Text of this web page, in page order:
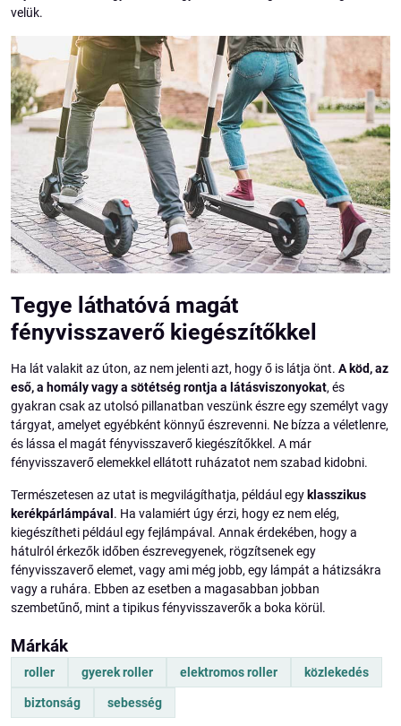
velük.
Tegye láthatóvá magát
fényvisszaverő kiegészítőkkel
Ha lát valakit az úton, az nem jelenti azt, hogy ő is látja önt. A köd, az
eső, a homály vagy a sötétség rontja a látásviszonyokat, és
gyakran csak az utolsó pillanatban veszünk észre egy személyt vagy
tárgyat, amelyet egyébként könnyű észrevenni. Ne bízza a véletlenre,
és lássa el magát fényvisszaverő kiegészítőkkel. A már
fényvisszaverő elemekkel ellátott ruházatot nem szabad kidobni.
Természetesen az utat is megvilágíthatja, például egy klasszikus
kerékpárlámpával . Ha valamiért úgy érzi, hogy ez nem elég,
kiegészítheti például egy fejlámpával. Annak érdekében, hogy a
hátulról érkezők időben észrevegyenek, rögzítsenek egy
fényvisszaverő elemet, vagy ami még jobb, egy lámpát a hátizsákra
vagy a ruhára. Ebben az esetben a magasabban jobban
szembetűnő, mint a tipikus fényvisszaverők a boka körül.
Márkák
roller gyerek roller elektromos roller közlekedés
biztonság sebesség